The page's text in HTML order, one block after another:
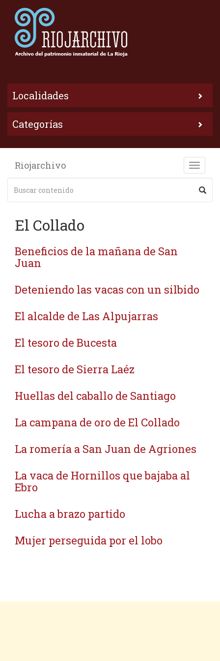
Localidades
Categorías
Toggle
Riojarchivo
El Collado
Beneficios de la mañana de San
Juan
Deteniendo las vacas con un silbido
El alcalde de Las Alpujarras
El tesoro de Bucesta
El tesoro de Sierra Laéz
Huellas del caballo de Santiago
La campana de oro de El Collado
La romería a San Juan de Agriones
La vaca de Hornillos que bajaba al
Ebro
Lucha a brazo partido
Mujer perseguida por el lobo